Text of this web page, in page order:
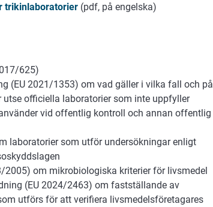
trikinlaboratorier (pdf, på engelska)
625)
(EU 2021/1353) om vad gäller i vilka fall och på
officiella laboratorier som inte uppfyller
vid offentlig kontroll och annan offentlig
laboratorier som utför undersökningar enligt
2005) om mikrobiologiska kriterier för livsmedel
(EU 2024/2463) om fastställande av
utförs för att verifiera livsmedelsföretagares